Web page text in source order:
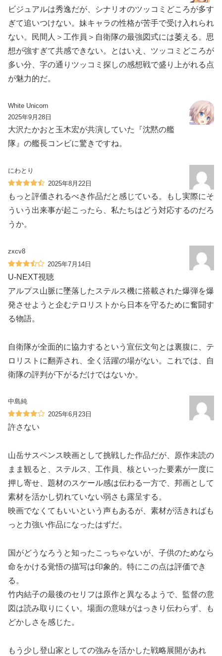
ビジュアルは秀逸だが、シナリオのツッコミどころが多す
ぎて追いつけない。妹キャラの性格が苦手で受け入れられ
ない。民間人＞工作員＞自衛隊の最強図式には萎える。思
想が強すぎて共感できない。とはいえ、ツッコミどころが
多い分、字の通りツッコミ探しの感想戦で盛り上がれる点
が魅力的だ。
White Unicorn
2025年9月28日
大沢たかおと玉木宏が共演していた『沈黙の艦
隊』の艦長コンビに驚きですね。
にわとり
2025年8月22日
もっと評価されるべき作品だと感じている。もし実際にそ
ういう出来事が起こったら、私たちはどう対応するのだろ
うか。
zxcv8
2025年7月14日
U-NEXT視聴
アルプス山脈に墜落したステルス機に搭載された爆弾を爆
発させようと企むテロリストから日本を守るために奮闘す
る物語。
自衛隊が全面的に協力するという宣伝文句とは裏腹に、テ
ロリストに翻弄され、全く活躍の場がない。これでは、自
衛隊の評判が下がるだけではないか。
中島純
2025年6月23日
許さない
山岳サスペンス映画として挑戦した作品だが、原作未読の
まま観ると、ステルス、工作員、核といった要素が一度に
押し寄せ、題材のスケール感は伝わる一方で、邦画として
素材を活かし切れていない弱さも露呈する。
映画でなくてもいいという声もあるが、素材が活きればも
っと力強い作品になったはずだ。
国がどうなろうと知ったこっちゃないが、子供のためなら
命をかける覚悟の描写は印象的。特にこの点は評価でき
る。
竹内結子の最後のセリフは原作と異なるようで、監督の意
図は読み取りにくい。場面の意味がはっきり伝わらず、も
どかしさを感じた。
もう少し登山家としての強みを活かした戦略展開があれ